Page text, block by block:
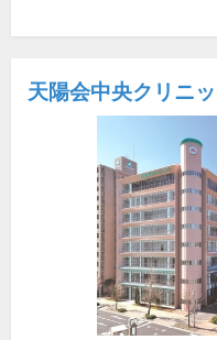
天陽会中央クリニ